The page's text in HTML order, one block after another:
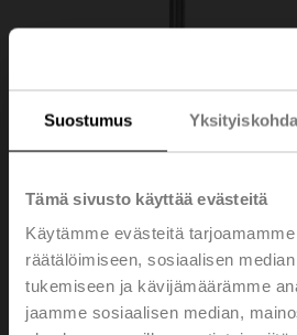
Suostumus
Tämä sivusto käyttää evästeitä
Käytämme evästeitä
räätälöimiseen, sosiaalisen
tukemiseen ja kävijämäärämme
jaamme sosiaalisen median,
01DT-1NP
Kanava-/vesianturi lämpötila
Carel, Anturin pituus 200 mm,
mm